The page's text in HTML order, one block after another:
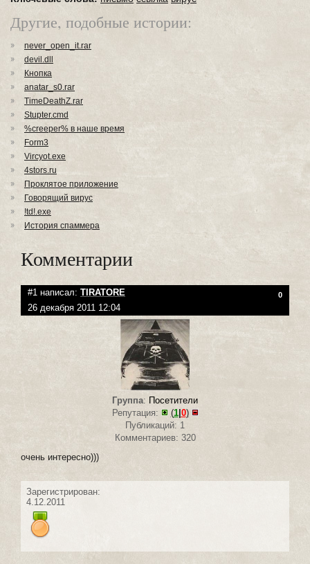
Другие, подобные истории:
never_open_it.rar
devil.dll
Кнопка
anatar_s0.rar
TimeDeathZ.rar
Stupter.cmd
%creeper% в наше время
Form3
Vircyot.exe
4stors.ru
Проклятое приложение
Говорящий вирус
!td!.exe
История спаммера
Комментарии
#1 написал: TIRATORE 0
26 декабря 2011 12:04
Группа: Посетители
Репутация:
(1|0)
Публикаций: 1
Комментариев: 320
очень интересно)))
Зарегистрирован:
4.12.2011